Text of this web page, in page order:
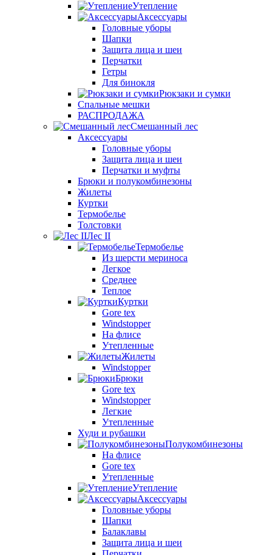
Утепление
Аксессуары
Головные уборы
Шапки
Защита лица и шеи
Перчатки
Гетры
Для бинокля
Рюкзаки и сумки
Спальные мешки
РАСПРОДАЖА
Смешанный лес
Аксессуары
Головные уборы
Защита лица и шеи
Перчатки и муфты
Брюки и полукомбинезоны
Жилеты
Куртки
Термобелье
Толстовки
Лес II
Термобелье
Из шерсти мериноса
Легкое
Среднее
Теплое
Куртки
Gore tex
Windstopper
На флисе
Утепленные
Жилеты
Windstopper
Брюки
Gore tex
Windstopper
Легкие
Утепленные
Худи и рубашки
Полукомбинезоны
На флисе
Gore tex
Утепленные
Утепление
Аксессуары
Головные уборы
Шапки
Балаклавы
Защита лица и шеи